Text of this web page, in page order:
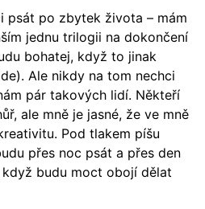
psát po zbytek života – mám
jednu trilogii na dokončení
bohatej, když to jinak
Ale nikdy na tom nechci
pár takových lidí. Někteří
ale mně je jasné, že ve mně
Pod tlakem píšu
přes noc psát a přes den
budu moct obojí dělat